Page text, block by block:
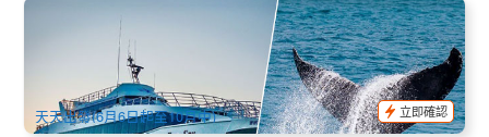
布里斯本賞鯨體驗 Brisbane Whale Watching Experience
(Redcliffe登船)
180.00 $185.00
BNE01036
天天出發(6月6日起至10月中)
立即確認